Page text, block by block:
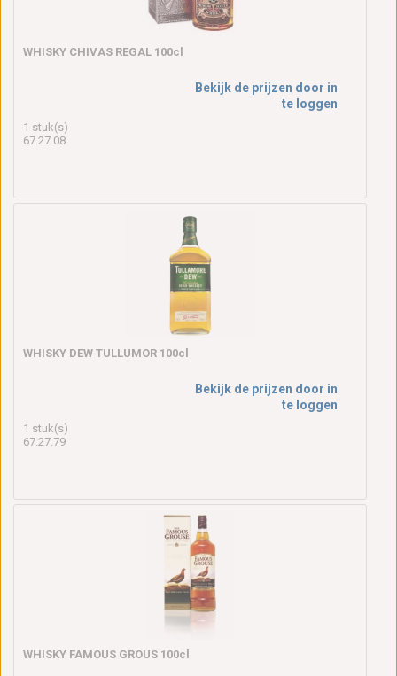
WHISKY CHIVAS REGAL 100cl
1 stuk(s)
67.27.08
Bekijk de prijzen door in
te loggen
WHISKY DEW TULLUMOR 100cl
1 stuk(s)
67.27.79
Bekijk de prijzen door in
te loggen
WHISKY FAMOUS GROUS 100cl